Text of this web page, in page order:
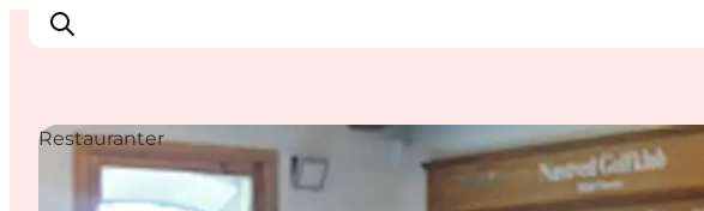
Inspirasjon
Restauranter